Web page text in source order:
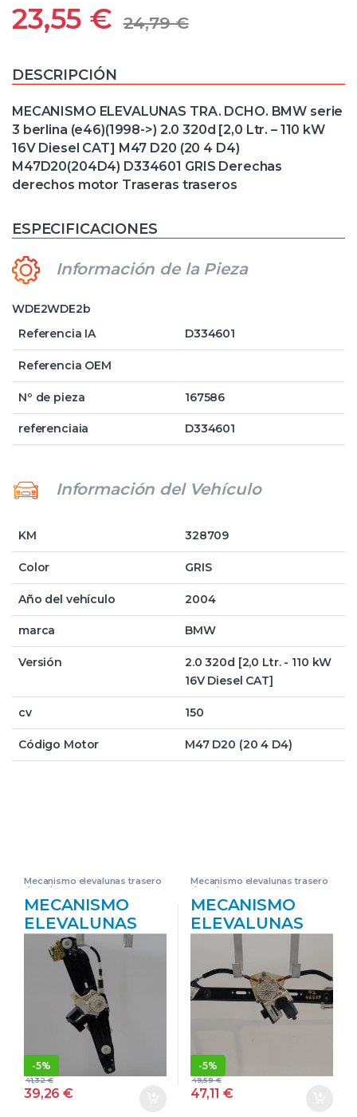
23,55 € 24,79€
DESCRIPCIÓN
MECANISMO ELEVALUNAS TRA. DCHO. BMW serie
3 berlina (e46)(1998->) 2.0 320d [2,0 Ltr. – 110 kW
16V Diesel CAT] M47 D20 (20 4 D4)
M47D20(204D4) D334601 GRIS Derechas
derechos motor Traseras traseros
ESPECIFICACIONES
Información de la Pieza
WDE2WDE2b
Referencia IA
D334601
Referencia OEM
Nº de pieza 167586
referenciaia D334601
Información del Vehículo
KM 328709
Color GRIS
Año del vehículo 2004
marca BMW
Versión
2.0 320d [2,0 Ltr. - 110 kW
16V Diesel CAT]
cv 150
Código Motor M47 D20 (20 4 D4)
Mecanismo elevalunas trasero
derecho
MECANISMO
ELEVALUNAS
TRA. DCHO.
BMW SERIE 5
BERLINA (F10)
(2010->) 2.0 520D
[2,0 LTR. – 140
KW 16V
TURBODIESEL]
B47D20A –
#PROV#
B47D20APROV
-5%
39,26€
41,32€
Mecanismo elevalunas trasero
derecho
MECANISMO
ELEVALUNAS
TRA. DCHO.
BMW SERIE X3
(E83)(2004->)
2.0D [2,0 LTR. –
110 KW 16V
M47N 204 D4
M47N204D4
6925966-2
69259662
-5%
47,11€
49,59€